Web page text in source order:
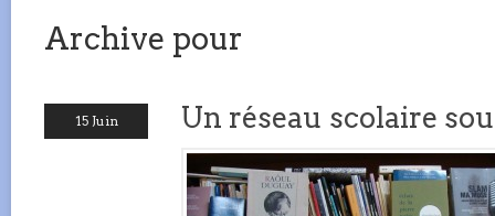
Archive pour
15 Juin Un réseau scolaire